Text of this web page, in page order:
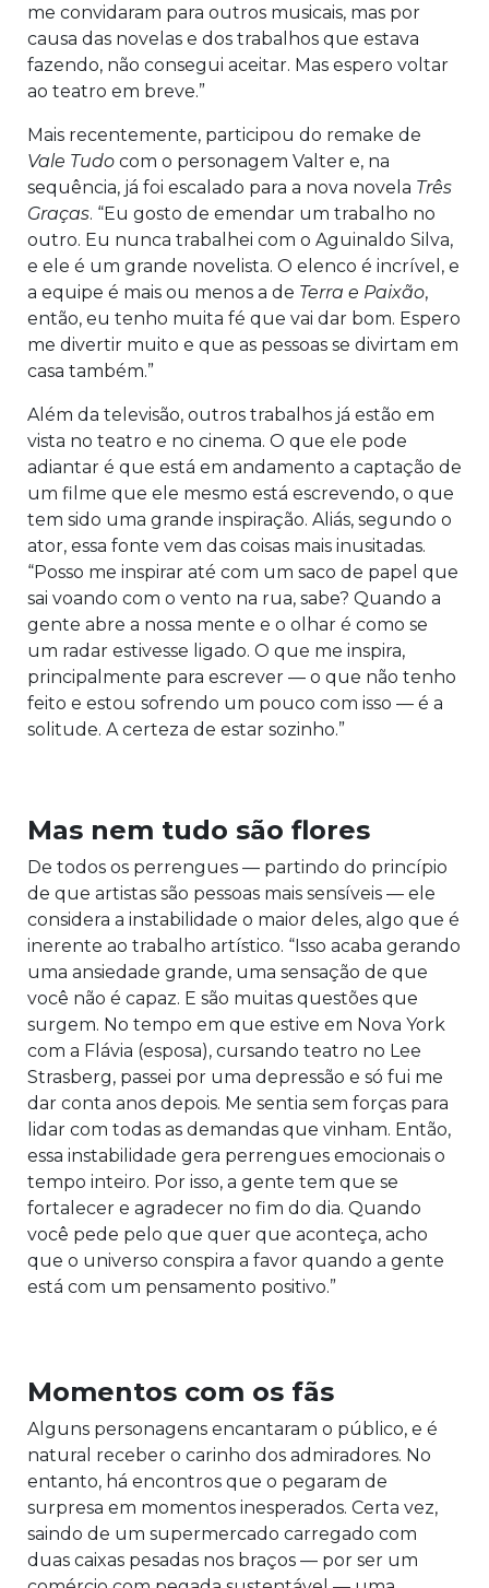
me convidaram para outros musicais, mas por
causa das novelas e dos trabalhos que estava
fazendo, não consegui aceitar. Mas espero voltar
ao teatro em breve.”
Mais recentemente, participou do remake de
Vale Tudo com o personagem Valter e, na
sequência, já foi escalado para a nova novela Três
Graças. “Eu gosto de emendar um trabalho no
outro. Eu nunca trabalhei com o Aguinaldo Silva,
e ele é um grande novelista. O elenco é incrível, e
a equipe é mais ou menos a de Terra e Paixão,
então, eu tenho muita fé que vai dar bom. Espero
me divertir muito e que as pessoas se divirtam em
casa também.”
Além da televisão, outros trabalhos já estão em
vista no teatro e no cinema. O que ele pode
adiantar é que está em andamento a captação de
um filme que ele mesmo está escrevendo, o que
tem sido uma grande inspiração. Aliás, segundo o
ator, essa fonte vem das coisas mais inusitadas.
“Posso me inspirar até com um saco de papel que
sai voando com o vento na rua, sabe? Quando a
gente abre a nossa mente e o olhar é como se
um radar estivesse ligado. O que me inspira,
principalmente para escrever — o que não tenho
feito e estou sofrendo um pouco com isso — é a
solitude. A certeza de estar sozinho.”
Mas nem tudo são flores
De todos os perrengues — partindo do princípio
de que artistas são pessoas mais sensíveis — ele
considera a instabilidade o maior deles, algo que é
inerente ao trabalho artístico. “Isso acaba gerando
uma ansiedade grande, uma sensação de que
você não é capaz. E são muitas questões que
surgem. No tempo em que estive em Nova York
com a Flávia (esposa), cursando teatro no Lee
Strasberg, passei por uma depressão e só fui me
dar conta anos depois. Me sentia sem forças para
lidar com todas as demandas que vinham. Então,
essa instabilidade gera perrengues emocionais o
tempo inteiro. Por isso, a gente tem que se
fortalecer e agradecer no fim do dia. Quando
você pede pelo que quer que aconteça, acho
que o universo conspira a favor quando a gente
está com um pensamento positivo.”
Momentos com os fãs
Alguns personagens encantaram o público, e é
natural receber o carinho dos admiradores. No
entanto, há encontros que o pegaram de
surpresa em momentos inesperados. Certa vez,
saindo de um supermercado carregado com
duas caixas pesadas nos braços — por ser um